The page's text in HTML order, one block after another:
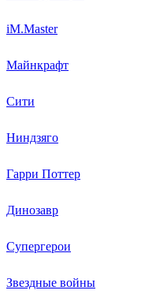
iM.Master
Майнкрафт
Сити
Ниндзяго
Гарри Поттер
Динозавр
Супергерои
Звездные войны